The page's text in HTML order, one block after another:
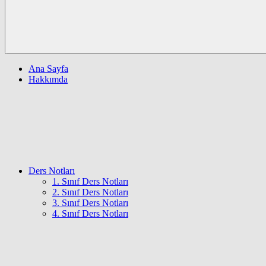
Ana Sayfa
Hakkımda
Ders Notları
1. Sınıf Ders Notları
2. Sınıf Ders Notları
3. Sınıf Ders Notları
4. Sınıf Ders Notları